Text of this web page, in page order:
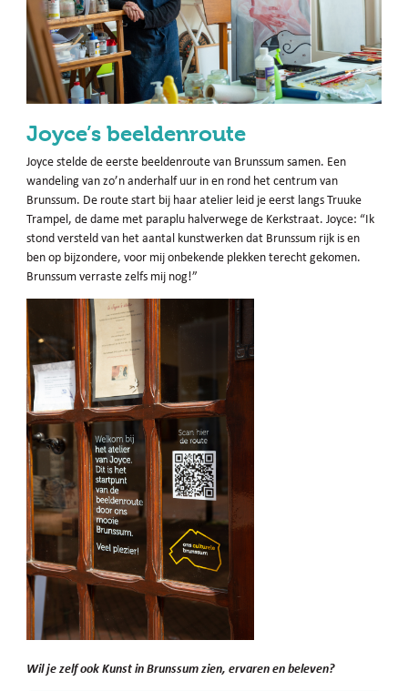
Joyce’s beeldenroute
Joyce stelde de eerste beeldenroute van Brunssum samen. Een
wandeling van zo’n anderhalf uur in en rond het centrum van
Brunssum. De route start bij haar atelier leid je eerst langs Truuke
Trampel, de dame met paraplu halverwege de Kerkstraat. Joyce: “Ik
stond versteld van het aantal kunstwerken dat Brunssum rijk is en
ben op bijzondere, voor mij onbekende plekken terecht gekomen.
Brunssum verraste zelfs mij nog!”
Wil je zelf ook Kunst in Brunssum zien, ervaren en beleven?